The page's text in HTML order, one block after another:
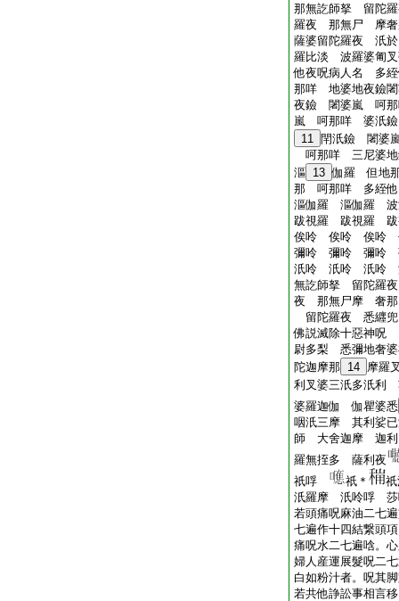
那無訖師拏 留陀
羅夜 那無尸 摩
薩婆留陀羅夜 汦
羅比淡 波羅婆匍
他夜呪病人名 多絰
那咩 地婆地夜鐱
夜鐱 闍婆嵐 呵
嵐 呵那咩 婆汦
11 閈汦鐱 闍
呵那咩 三尼婆
漚 13 伽羅 但地
那 呵那咩 多絰
漚伽羅 漚伽羅
跋視羅 跋視羅
俟呤 俟呤 俟
彌呤 彌呤 彌
汦呤 汦呤 汦呤
無訖師拏 留陀羅
夜 那無尸摩 奢那
留陀羅夜 悉纒
佛説滅除十惡神呪
尉多梨 悉彌地奢
陀迦摩那 14 摩羅
利叉婆三汦多汦
婆羅迦伽 伽瞿婆悉
咽汦三摩 其利娑
師 大舍迦摩 迦
羅無挃多 薩利夜
祇哹
祇＊
汦羅摩 汦呤哹 莎
若頭痛呪麻油二七
七遍作十四結繋頭
痛呪水二七遍唅。
婦人産運展髮呪二
白如粉汁者。呪其
若共他諍訟事相言